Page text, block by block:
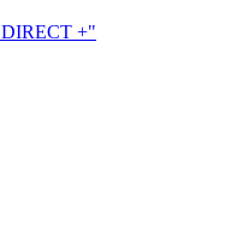
+"